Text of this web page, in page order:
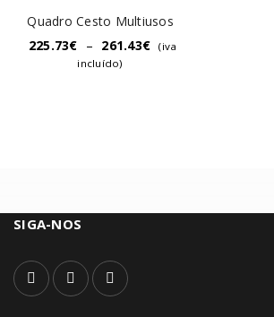
Quadro Cesto Multiusos
225.73€ – 261.43€
(iva
incluído)
SIGA-NOS